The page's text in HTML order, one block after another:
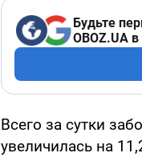
Будьте
OBOZ.UA
Всего за сутки
увеличилась на